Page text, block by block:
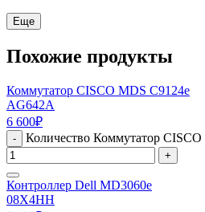
Еще
Похожие продукты
Коммутатор CISCO MDS C9124e
AG642A
6 600₽
- Количество Коммутатор
+
Контроллер Dell MD3060e
08X4HH